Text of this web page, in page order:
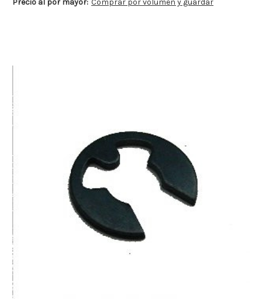
Precio al por mayor: Comprar por volumen y guardar